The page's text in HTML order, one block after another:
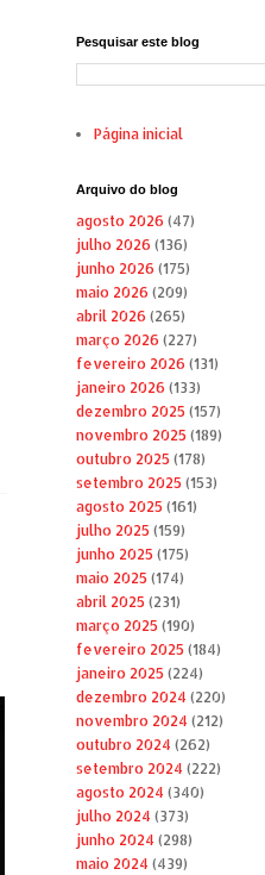
Pesquisar este blog
Página inicial
Arquivo do blog
agosto 2026 (47)
julho 2026 (136)
junho 2026 (175)
maio 2026 (209)
abril 2026 (265)
março 2026 (227)
fevereiro 2026 (131)
janeiro 2026 (133)
dezembro 2025 (157)
novembro 2025 (189)
outubro 2025 (178)
setembro 2025 (153)
agosto 2025 (161)
julho 2025 (159)
junho 2025 (175)
maio 2025 (174)
abril 2025 (231)
março 2025 (190)
fevereiro 2025 (184)
janeiro 2025 (224)
dezembro 2024 (220)
novembro 2024 (212)
outubro 2024 (262)
setembro 2024 (222)
agosto 2024 (340)
julho 2024 (373)
junho 2024 (298)
maio 2024 (439)